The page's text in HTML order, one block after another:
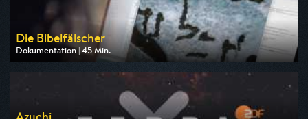
Die Bibelfälscher
Dokumentation | 45 Min.
Ausgestrahlt von arte
am 11.08.2026, 20:15